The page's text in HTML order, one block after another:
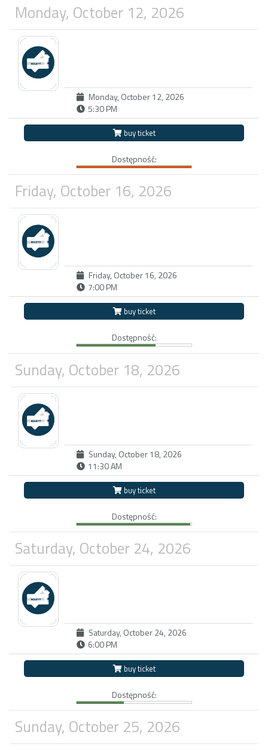
Monday, October 12, 2026
Monday, October 12, 2026
5:30 PM
buy ticket
Dostępność:
Friday, October 16, 2026
Friday, October 16, 2026
7:00 PM
buy ticket
Dostępność:
Sunday, October 18, 2026
Sunday, October 18, 2026
11:30 AM
buy ticket
Dostępność:
Saturday, October 24, 2026
Saturday, October 24, 2026
6:00 PM
buy ticket
Dostępność:
Sunday, October 25, 2026